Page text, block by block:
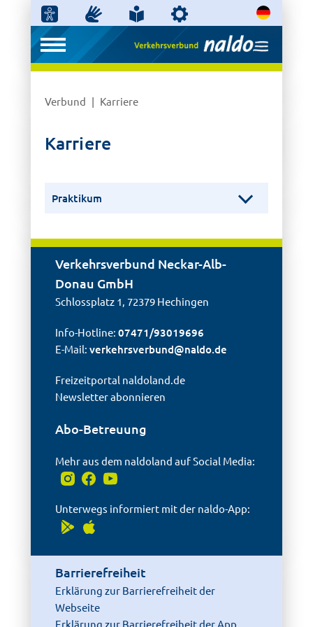
Verbund Karriere
Karriere
Praktikum
Verkehrsverbund Neckar-Alb-
Donau GmbH
Schlossplatz 1, 72379 Hechingen
Info-Hotline: 07471/93019696
E-Mail: verkehrsverbund@naldo.de
Freizeitportal naldoland.de
Newsletter abonnieren
Abo-Betreuung
Mehr aus dem naldoland auf Social Media:
Unterwegs informiert mit der naldo-App:
Barrierefreiheit
Erklärung zur Barrierefreiheit der
Webseite
Erklärung zur Barrierefreiheit der App